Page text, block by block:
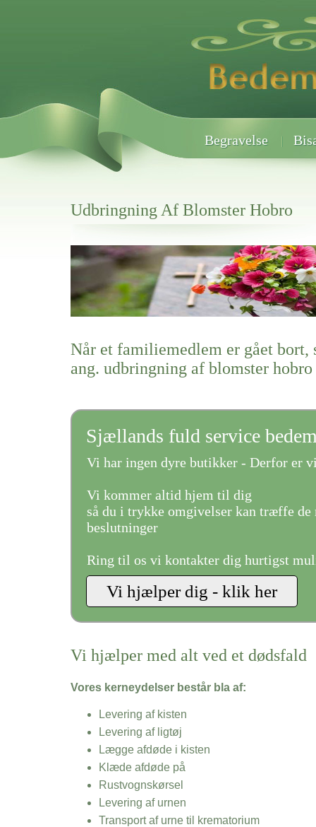
Begravelse
Udbringning Af Blomster Hobro
Her hos os får du altid en god afslutning når det gælder
Udbringning Af Blomster Hobro
vi hjælper i alle faser af begravelsel
Når et familiemedlem er gået bort,
ang. udbringning af blomster hobro
Sjællands fuld service
Vi har ingen dyre butikker - Derfor er
Vi kommer altid hjem til dig
så du i trykke omgivelser kan træffe de
beslutninger
Ring til os vi kontakter dig hurtigst
Vi hjælper med alt ved et dødsfald
Vores kerneydelser består bla af:
Levering af kisten
Levering af ligtøj
Lægge afdøde i kisten
Klæde afdøde på
Rustvognskørsel
Levering af urnen
Transport af urne til krematorium